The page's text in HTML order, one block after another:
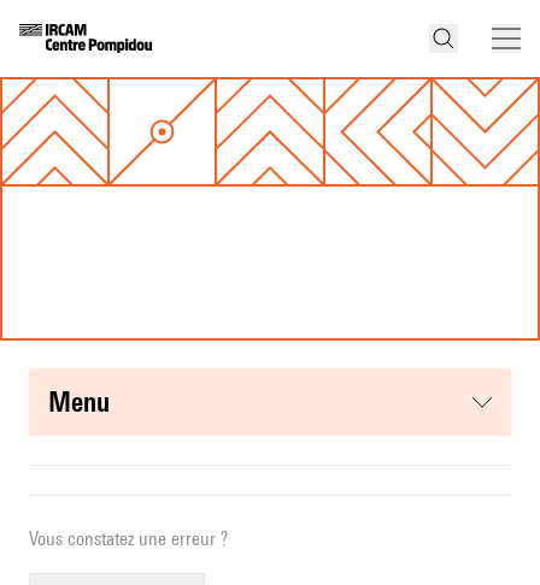
menu
Vous constatez une erreur ?